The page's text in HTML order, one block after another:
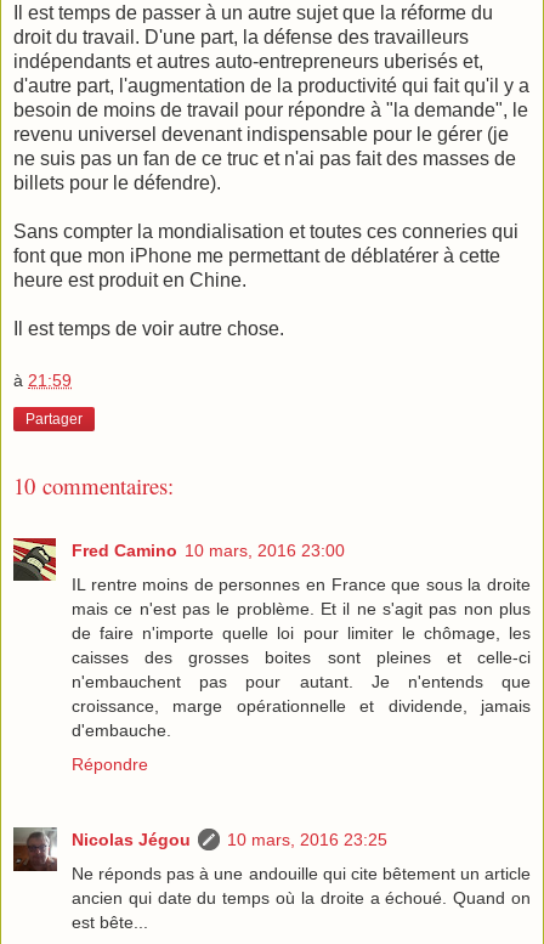
Il est temps de passer à un autre sujet que la réforme du
droit du travail. D'une part, la défense des travailleurs
indépendants et autres auto-entrepreneurs uberisés et,
d'autre part, l'augmentation de la productivité qui fait qu'il y a
besoin de moins de travail pour répondre à "la demande", le
revenu universel devenant indispensable pour le gérer (je
ne suis pas un fan de ce truc et n'ai pas fait des masses de
billets pour le défendre).
Sans compter la mondialisation et toutes ces conneries qui
font que mon iPhone me permettant de déblatérer à cette
heure est produit en Chine.
Il est temps de voir autre chose.
à 21:59
Partager
10 commentaires:
Fred Camino 10 mars, 2016 23:00
IL rentre moins de personnes en France que sous la droite
mais ce n'est pas le problème. Et il ne s'agit pas non plus
de faire n'importe quelle loi pour limiter le chômage, les
caisses des grosses boites sont pleines et celle-ci
n'embauchent pas pour autant. Je n'entends que
croissance, marge opérationnelle et dividende, jamais
d'embauche.
Répondre
Nicolas Jégou
10 mars, 2016 23:25
Ne réponds pas à une andouille qui cite bêtement un article
ancien qui date du temps où la droite a échoué. Quand on
est bête...